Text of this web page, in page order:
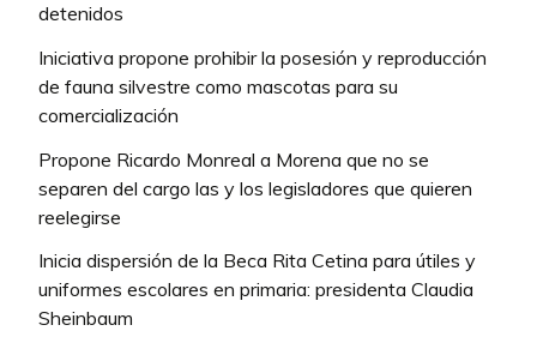
detenidos
Iniciativa propone prohibir la posesión y reproducción
de fauna silvestre como mascotas para su
comercialización
Propone Ricardo Monreal a Morena que no se
separen del cargo las y los legisladores que quieren
reelegirse
Inicia dispersión de la Beca Rita Cetina para útiles y
uniformes escolares en primaria: presidenta Claudia
Sheinbaum